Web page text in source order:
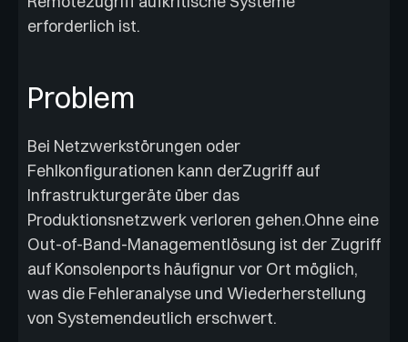
erforderlich ist.
Problem
Bei Netzwerkstörungen oder
Fehlkonfigurationen kann derZugriff auf
Infrastrukturgeräte über das
Produktionsnetzwerk verloren gehen.Ohne eine
Out-of-Band-Managementlösung ist der Zugriff
auf Konsolenports häufignur vor Ort möglich,
was die Fehleranalyse und Wiederherstellung
von Systemendeutlich erschwert.